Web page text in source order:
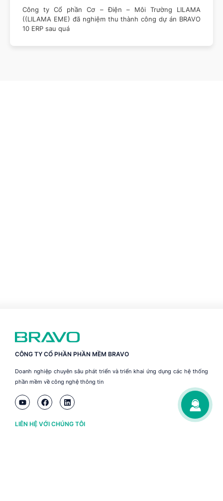
Công ty Cổ phần Cơ – Điện – Môi Trường LILAMA
((LILAMA EME) đã nghiệm thu thành công dự án BRAVO
10 ERP sau quá
CÔNG TY CỔ PHẦN PHẦN MỀM BRAVO
Doanh nghiệp chuyên sâu phát triển và triển khai ứng dụng các hệ thống
phần mềm về công nghệ thông tin
LIÊN HỆ VỚI CHÚNG TÔI